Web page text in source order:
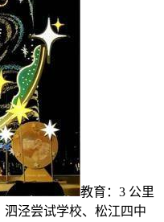
教育：3 公里
泗泾尝试学校、松江四中